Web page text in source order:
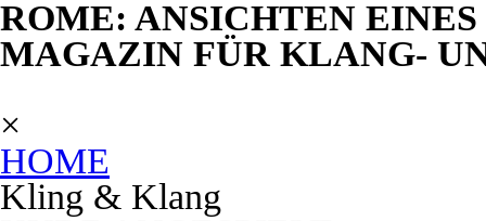
ROME: ANSICHTEN
MAGAZIN FÜR KLANG-
×
HOME
Kling & Klang